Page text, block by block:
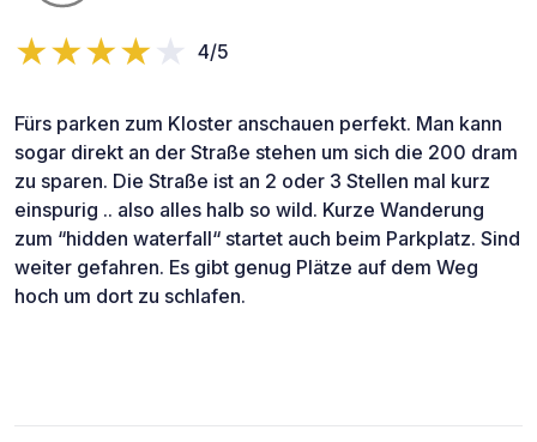
4/5
Fürs parken zum Kloster anschauen perfekt. Man kann
sogar direkt an der Straße stehen um sich die 200 dram
zu sparen. Die Straße ist an 2 oder 3 Stellen mal kurz
einspurig .. also alles halb so wild. Kurze Wanderung
zum “hidden waterfall“ startet auch beim Parkplatz. Sind
weiter gefahren. Es gibt genug Plätze auf dem Weg
hoch um dort zu schlafen.